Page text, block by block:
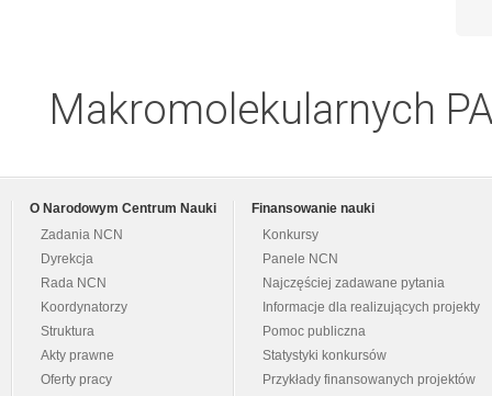
Makromolekularnych
O Narodowym Centrum Nauki
Zadania NCN
Dyrekcja
Rada NCN
Koordynatorzy
Struktura
Akty prawne
Oferty pracy
Finansowanie nauki
Konkursy
Panele NCN
Najczęściej zadawane pytania
Informacje dla realizujących projekty
Pomoc publiczna
Statystyki konkursów
Przykłady finansowanych projektów